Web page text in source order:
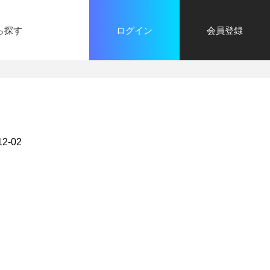
探す ログイン 会員登録
02